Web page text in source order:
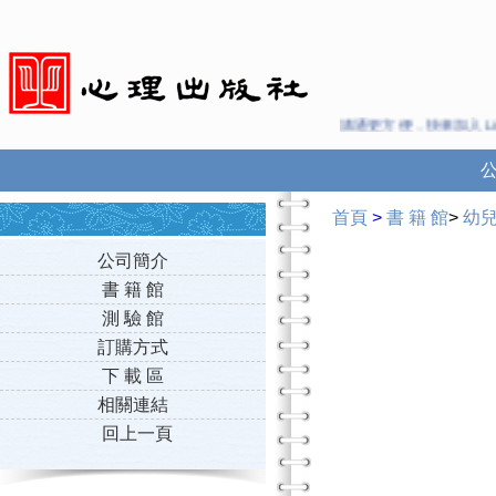
溝通更方便，快來加入Line
公司簡介
書 籍 館
測 驗 館
訂購方式
下 載 區
相關連結
回上一頁
首頁 > 書 籍 館> 幼